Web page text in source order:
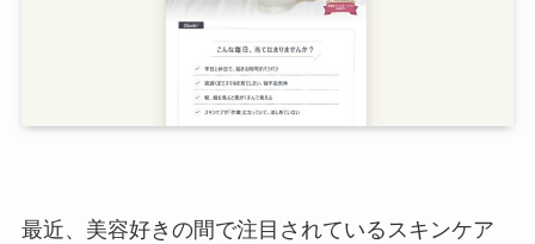
最近、美容好きの間で注目されているスキンケア